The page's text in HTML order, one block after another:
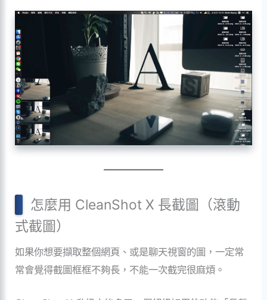
怎麼用 CleanShot X 長截圖（滾動
式截圖）
如果你想要擷取整個網頁、或是聊天視窗的圖，一定常
常會覺得截圖框框不夠長，不能一次截完很麻煩。